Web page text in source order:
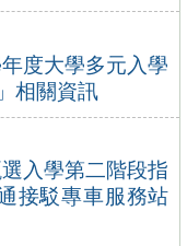
度大學多元入學
相關資訊
入學第二階段指
接駁專車服務站